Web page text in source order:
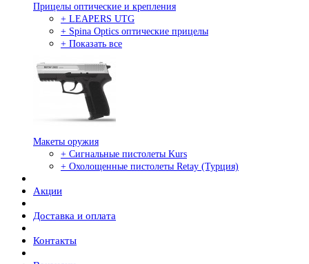
Прицелы оптические и крепления
+ LEAPERS UTG
+ Spina Optics оптические прицелы
+ Показать все
Макеты оружия
+ Сигнальные пистолеты Kurs
+ Охолощенные пистолеты Retay (Турция)
Акции
Доставка и оплата
Контакты